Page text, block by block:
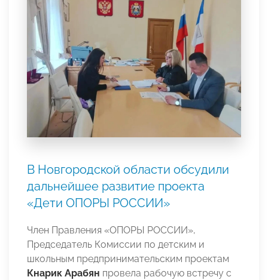
В Новгородской области обсудили
дальнейшее развитие проекта
«Дети ОПОРЫ РОССИИ»
Член Правления «ОПОРЫ РОССИИ»,
Председатель Комиссии по детским и
школьным предпринимательским проектам
Кнарик Арабян провела рабочую встречу с